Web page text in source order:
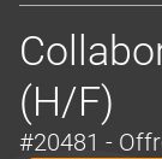
(H/F)
#20481 -